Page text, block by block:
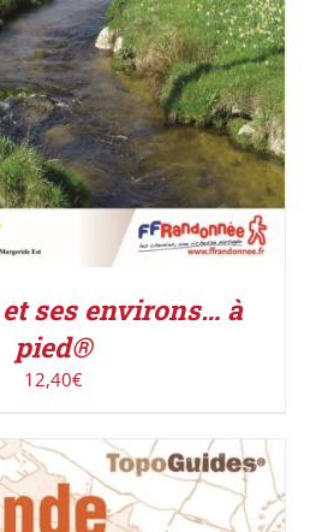
ses environs… à
pied®
12,40€